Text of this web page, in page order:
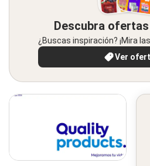
Descubra
¿Buscas inspiración? ¡Mira
Ver